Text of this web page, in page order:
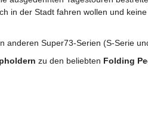
in der Stadt fahren wollen und
anderen Super73-Serien (S-Serie
zu den beliebten Folding